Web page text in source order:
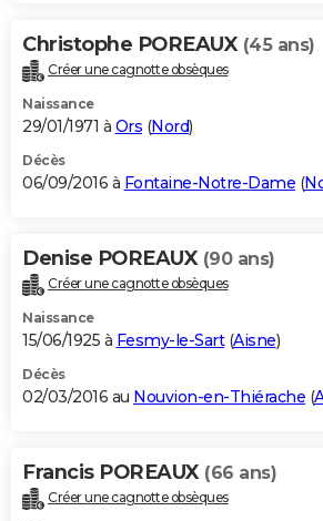
Christophe POREAUX (45 ans)
Créer une cagnotte obsèques
Naissance
29/01/1971 à Ors (Nord)
Décès
06/09/2016 à Fontaine-Notre-Dame (
Denise POREAUX (90 ans)
Créer une cagnotte obsèques
Naissance
15/06/1925 à Fesmy-le-Sart(Aisne)
Décès
02/03/2016 au Nouvion-en-Thiérache (
Francis POREAUX (66 ans)
Créer une cagnotte obsèques